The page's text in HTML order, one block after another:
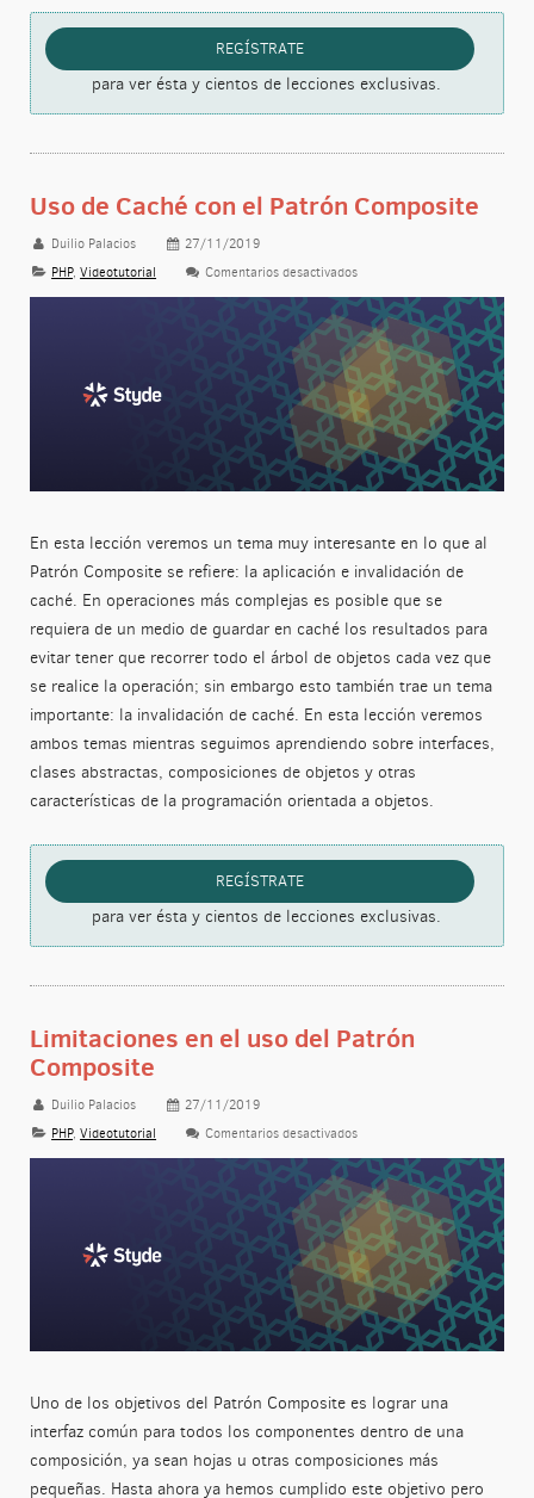
REGÍSTRATE
para ver ésta y cientos de lecciones exclusivas.
Uso de Caché con el Patrón Composite
Duilio Palacios
27/11/2019
PHP,Videotutorial
Comentarios desactivados
En esta lección veremos un tema muy interesante en lo que al
Patrón Composite se refiere: la aplicación e invalidación de
caché. En operaciones más complejas es posible que se
requiera de un medio de guardar en caché los resultados para
evitar tener que recorrer todo el árbol de objetos cada vez que
se realice la operación; sin embargo esto también trae un tema
importante: la invalidación de caché. En esta lección veremos
ambos temas mientras seguimos aprendiendo sobre interfaces,
clases abstractas, composiciones de objetos y otras
características de la programación orientada a objetos.
REGÍSTRATE
para ver ésta y cientos de lecciones exclusivas.
Limitaciones en el uso del Patrón
Composite
Duilio Palacios
27/11/2019
PHP,Videotutorial
Comentarios desactivados
Uno de los objetivos del Patrón Composite es lograr una
interfaz común para todos los componentes dentro de una
composición, ya sean hojas u otras composiciones más
pequeñas. Hasta ahora ya hemos cumplido este objetivo pero